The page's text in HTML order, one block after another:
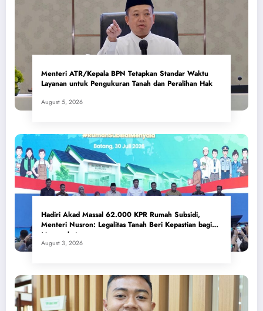
Menteri ATR/Kepala BPN Tetapkan Standar Waktu
Layanan untuk Pengukuran Tanah dan Peralihan Hak
August 5, 2026
Hadiri Akad Massal 62.000 KPR Rumah Subsidi,
Menteri Nusron: Legalitas Tanah Beri Kepastian bagi
Masyarakat
August 3, 2026